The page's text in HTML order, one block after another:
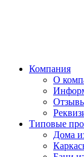
Компания
О
Типовые
Дома